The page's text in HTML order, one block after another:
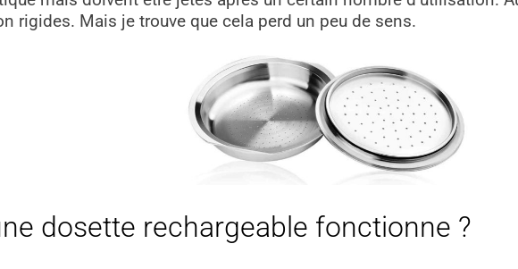
rigides. Mais je trouve que cela perd un peu de sens.
dosette rechargeable fonctionne ?